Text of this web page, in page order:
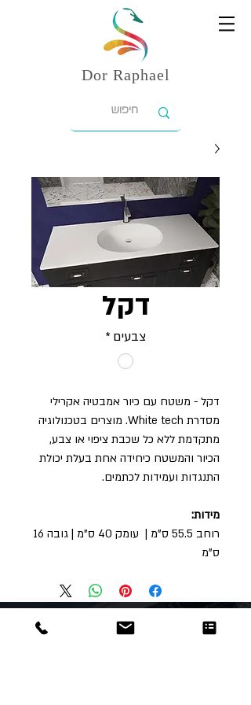
Dor Raphael
דקל
צבעים *
דקל - משטח עם כיור אמבטיה אקרילי
מסדרת White tech. מוצרים בטכנולוגיה
מתקדמת ללא כל שכבת ציפוי או צבע,
הכיור והמשטח כיחידה אחת בעלת יכולת
התנגדות ועמידות לכתמים.
מידות:
רוחב 55.5 ס"מ | עומק 40 ס"מ | גובה 16
ס"מ